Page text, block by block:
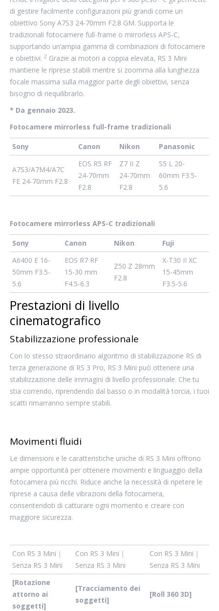
di gestire facilmente configurazioni più grandi come un
obiettivo Sony A7S3 24-70mm F2.8 GM. Supporta le
tradizionali fotocamere full-frame o mirrorless APS-C,
supportando un’ampia gamma di combinazioni di fotocamere
e obiettivi. 2 Grazie ai motori a coppia elevata, RS 3 Mini
mantiene le riprese stabili mentre si zoomma alla lunghezza
focale massima sulla maggior parte degli obiettivi, senza
bisogno di riequilibrarlo.
* Da gennaio 2023.
Fotocamere mirrorless full-frame tradizionali
Sony Canon Nikon Panasonic
A7S3/A7M4/A7C
FE 24-70mm F2.8
EOS R5 RF
24-70mm
F2.8
Z7 II Z
24-70mm
F2.8
S5 L 20-
60mm F3.5-
5.6
Fotocamere mirrorless APS-C tradizionali
Sony Canon Nikon
Fuji
A6400 E 16-
50mm F3.5-
5.6
EOS R7 RF
15-30 mm
F4.5-6.3
Z50 Z 28mm
F2.8
X-T30 II XC
15-45mm
F3.5-5.6
Prestazioni di livello
cinematografico
Stabilizzazione professionale
Con lo stesso straordinario algoritmo di stabilizzazione RS di
terza generazione di RS 3 Pro, RS 3 Mini può ottenere una
stabilizzazione delle immagini di livello professionale. Che tu
stia correndo, riprendendo dal basso o in modalità torcia, i tuoi
scatti rimarranno sempre stabili.
Movimenti fluidi
Le dimensioni e le caratteristiche uniche di RS 3 Mini offrono
ampie opportunità per ottenere movimenti e linguaggio della
fotocamera più ricchi. Riduce anche la necessità di ripetere le
riprese a causa delle vibrazioni della fotocamera,
consentendoti di catturare ogni momento e creare con
maggiore sicurezza.
Con RS 3 Mini｜
Senza RS 3 Mini
Con RS 3 Mini｜
Senza RS 3 Mini
Con RS 3 Mini｜
Senza RS 3 Mini
[Rotazione
attorno ai
soggetti]
[Tracciamento dei
soggetti]
[Roll 360 3D]